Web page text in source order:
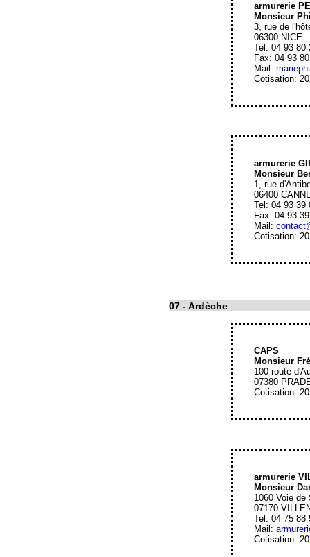
armurerie
Monsieur
3, rue de
06300 NICE
Tel: 04 93 80
Fax: 04 93
Mail:
Cotisation:
armurerie
Monsieur
1, rue
06400
Tel: 04 93 39
Fax: 04 93
Mail:
Cotisation:
07 - Ardèche
CAPS
Monsieur
100 route
07380
Cotisation:
armurerie
Monsieur
1060 Voie
07170
Tel: 04 75 88
Mail:
Cotisation: